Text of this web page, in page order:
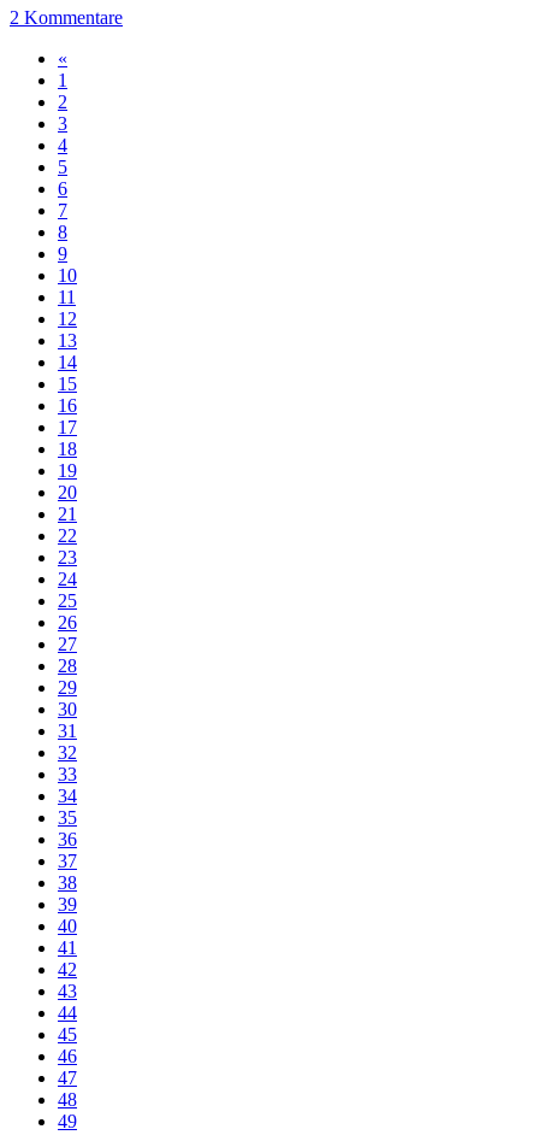
2 Kommentare
«
1
2
3
4
5
6
7
8
9
10
11
12
13
14
15
16
17
18
19
20
21
22
23
24
25
26
27
28
29
30
31
32
33
34
35
36
37
38
39
40
41
42
43
44
45
46
47
48
49